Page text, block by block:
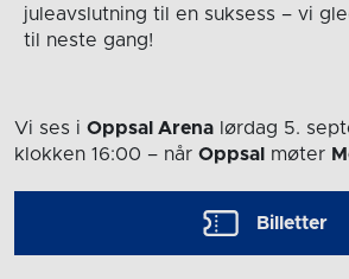
juleavslutning til en suksess – vi
til neste gang!
Vi ses i Oppsal Arena lørdag 5.
klokken 16:00 – når Oppsal møter
Billetter